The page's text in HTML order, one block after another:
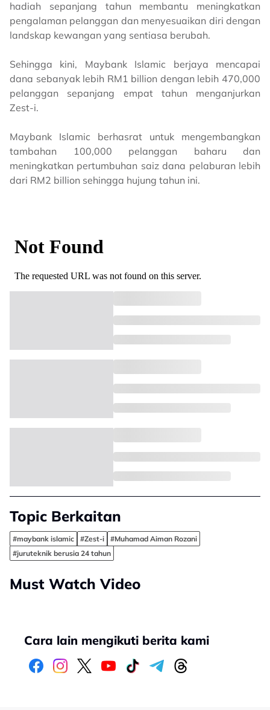
hadiah sepanjang tahun membantu meningkatkan
pengalaman pelanggan dan menyesuaikan diri dengan
landskap kewangan yang sentiasa berubah.
Sehingga kini, Maybank Islamic berjaya mencapai
dana sebanyak lebih RM1 billion dengan lebih 470,000
pelanggan sepanjang empat tahun menganjurkan
Zest-i.
Maybank Islamic berhasrat untuk mengembangkan
tambahan 100,000 pelanggan baharu dan
meningkatkan pertumbuhan saiz dana pelaburan lebih
dari RM2 billion sehingga hujung tahun ini.
Topic Berkaitan
#maybank islamic #Zest-i
#Muhamad Aiman Rozani
#juruteknik berusia 24 tahun
Must Watch Video
Cara lain mengikuti berita kami